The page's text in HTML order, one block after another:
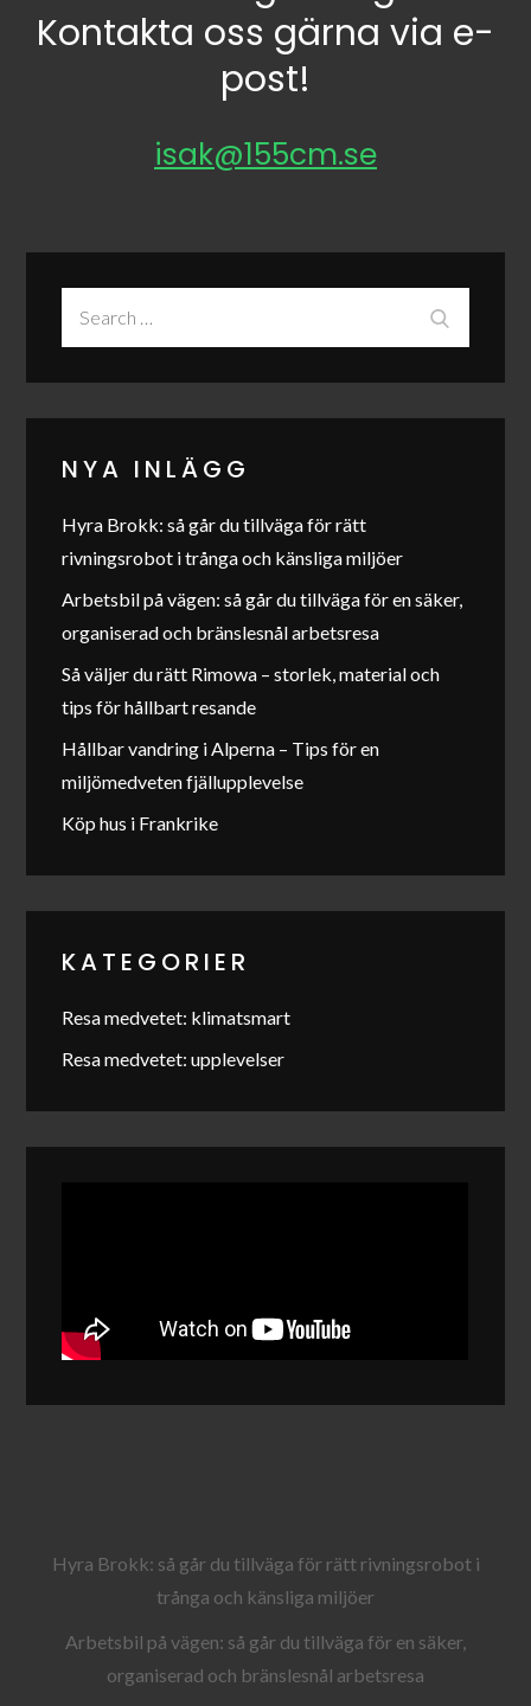
Kontakta oss gärna via e-
post!
isak@155cm.se
NYA INLÄGG
Hyra Brokk: så går du tillväga för rätt
rivningsrobot i trånga och känsliga miljöer
Arbetsbil på vägen: så går du tillväga för en säker,
organiserad och bränslesnål arbetsresa
Så väljer du rätt Rimowa – storlek, material och
tips för hållbart resande
Hållbar vandring i Alperna – Tips för en
miljömedveten fjällupplevelse
Köp hus i Frankrike
KATEGORIER
Resa medvetet: klimatsmart
Resa medvetet: upplevelser
Hyra Brokk: så går du tillväga för rätt rivningsrobot i
trånga och känsliga miljöer
Arbetsbil på vägen: så går du tillväga för en säker,
organiserad och bränslesnål arbetsresa